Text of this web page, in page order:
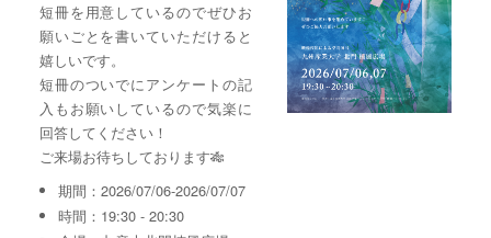
短冊を用意しているのでぜひお
願いごとを書いていただけると
嬉しいです。
短冊のついでにアンケートの記
入もお願いしているので気楽に
回答してください！
ご来場お待ちしております🎋
期間：2026/07/06-2026/07/07
時間：19:30 - 20:30